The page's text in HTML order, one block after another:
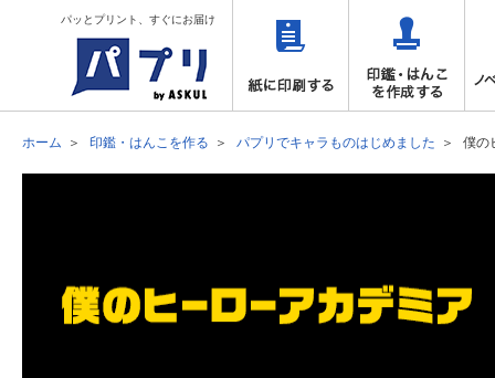
パッとプリント、すぐにお届け
ホーム 印鑑・はんこを作る パプリでキャラものはじめました 僕の